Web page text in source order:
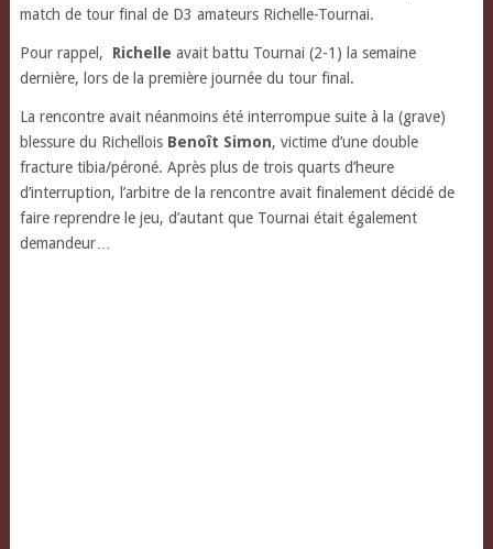
match de tour final de D3 amateurs Richelle-Tournai.
Pour rappel, Richelle avait battu Tournai (2-1) la semaine
dernière, lors de la première journée du tour final.
La rencontre avait néanmoins été interrompue suite à la (grave)
blessure du Richellois Benoît Simon, victime d’une double
fracture tibia/péroné. Après plus de trois quarts d’heure
d’interruption, l’arbitre de la rencontre avait finalement décidé de
faire reprendre le jeu, d’autant que Tournai était également
demandeur…